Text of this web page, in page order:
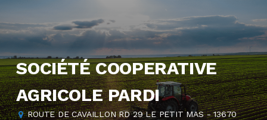
SOCIÉTÉ COOPERATIVE
AGRICOLE PARDI
ROUTE DE CAVAILLON RD 29 LE PETIT MAS - 13670